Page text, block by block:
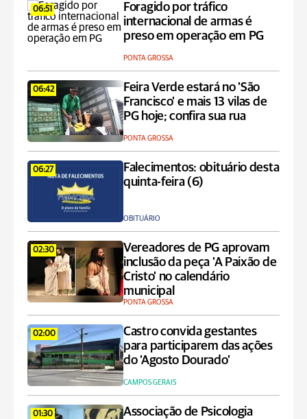
06:51
Foragido por tráfico
internacional de armas é
preso em operação em PG
PONTA GROSSA
06:42
Feira Verde estará no 'São
Francisco' e mais 13 vilas de
PG hoje; confira sua rua
PONTA GROSSA
06:27
Falecimentos: obituário desta
quinta-feira (6)
OBITUÁRIO
02:30
Vereadores de PG aprovam
inclusão da peça 'A Paixão de
Cristo' no calendário
municipal
PONTA GROSSA
02:00
Castro convida gestantes
para participarem das ações
do ‘Agosto Dourado’
CAMPOS GERAIS
01:30
Associação de Psicologia